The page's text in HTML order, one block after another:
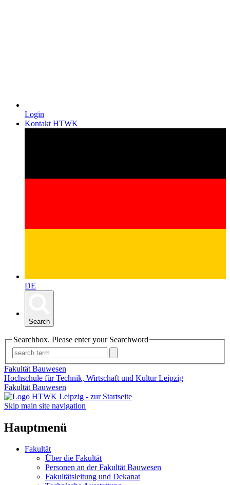
Login
Kontakt HTWK
DE
Search
Searchbox. Please enter your Searchword
Fakultät Bauwesen
Hochschule für Technik, Wirtschaft und Kultur Leipzig
Fakultät Bauwesen
Skip main site navigation
Hauptmenü
Fakultät
Über die Fakultät
Personen an der Fakultät Bauwesen
Fakultätsleitung und Dekanat